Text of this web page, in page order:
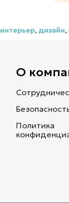
интерьер, дизайн,
О
Политика